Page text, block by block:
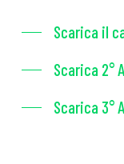
Scarica il
Scarica 2°
Scarica 3°